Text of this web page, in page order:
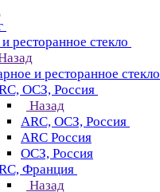
ресторанное стекло
и ресторанное стекло
ОСЗ, Россия
Назад
ARC, ОСЗ, Россия
ARC Россия
ОСЗ, Россия
Франция
Назад